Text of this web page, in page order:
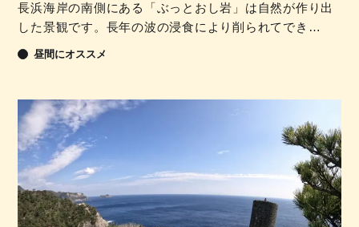
長浜海岸の南側にある「ぶっとおし岩」は自然が作り出
した景観です。長年の波の浸食により削られてでき…
昼間にオススメ